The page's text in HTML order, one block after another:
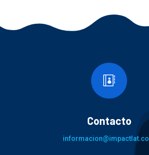

Contacto